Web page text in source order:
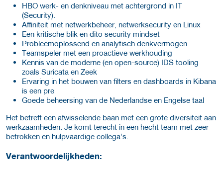
HBO werk- en denkniveau met achtergrond in IT
(Security).
Affiniteit met netwerkbeheer, netwerksecurity en Linux
Een kritische blik en dito security mindset
Probleemoplossend en analytisch denkvermogen
Teamspeler met een proactieve werkhouding
Kennis van de moderne (en open-source) IDS tooling
zoals Suricata en Zeek
Ervaring in het bouwen van filters en dashboards in Kibana
is een pre
Goede beheersing van de Nederlandse en Engelse taal
Het betreft een afwisselende baan met een grote diversiteit aan
werkzaamheden. Je komt terecht in een hecht team met zeer
betrokken en hulpvaardige collega’s.
Verantwoordelijkheden: